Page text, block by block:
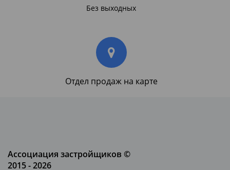
Без выходных
Отдел продаж на карте
Ассоциация застройщиков ©
2015 - 2026